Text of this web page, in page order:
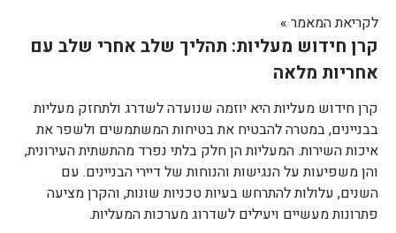
לקריאת המאמר »
קרן חידוש מעליות: תהליך שלב אחרי שלב עם
אחריות מלאה
קרן חידוש מעליות היא יוזמה שנועדה לשדרג ולתחזק מעליות
בבניינים, במטרה להבטיח את בטיחות המשתמשים ולשפר את
איכות השירות. המעליות הן חלק בלתי נפרד מהתשתית העירונית,
והן משפיעות על הנגישות והנוחות של דיירי הבניינים. עם
השנים, עלולות להתרחש בעיות טכניות שונות, והקרן מציעה
פתרונות מעשיים ויעילים לשדרוג מערכות המעליות.